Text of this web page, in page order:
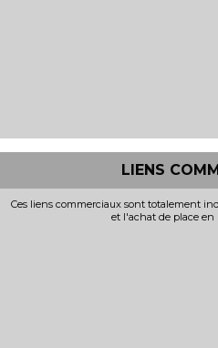
LIENS
Ces liens commerciaux sont totalement
et l'achat de place